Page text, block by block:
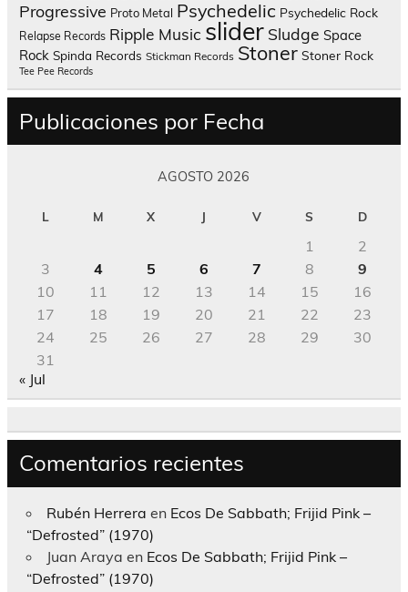
Progressive Proto Metal Psychedelic Psychedelic Rock
Relapse Records Ripple Music slider Sludge Space
Rock Spinda Records Stickman Records Stoner Stoner Rock
Tee Pee Records
Publicaciones por Fecha
AGOSTO 2026
L M X J V S D
1
2
3
4 5 6 7 8
9
10
11 12 13 14 15
16
17
18 19 20 21 22
23
24
25 26 27 28 29
30
31
« Jul
Comentarios recientes
Rubén Herrera en Ecos De Sabbath; Frijid Pink –
“Defrosted” (1970)
Juan Araya en Ecos De Sabbath; Frijid Pink –
“Defrosted” (1970)